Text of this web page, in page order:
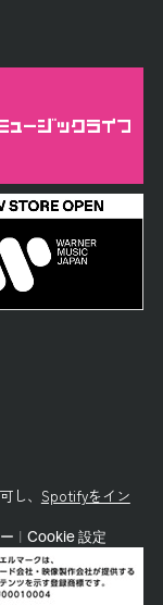
し、 Spotifyをイン
Cookie 設定